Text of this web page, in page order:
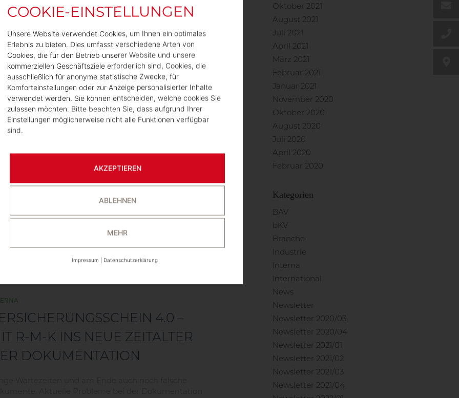
MITARBEITER
das Finanzministerium neben der betrieblichen
absicherung auch die
absicherung zulässt, erlebt dieser
einen wahren Boom.
Svenja Strobl, vor5 Jahren
IN
4.0 –
R-M-K INS NEUE ZEITALTER
DOKUMENTATION
Oktober 2021
August 2021
Juli 2021
April 2021
März 2021
Februar 2021
Januar 2021
November 2020
Oktober 2020
August 2020
Juli 2020
April 2020
Februar 2020
Kategorien
BAV
bKV
Branche
Industrie
Interna
International
News
Newsletter
Newsletter 2020/03
Newsletter 2020/04
Newsletter 2021/01
Newsletter 2021/02
Newsletter 2021/03
Newsletter 2021/04
Unsere Website verwendet Cookies, um Ihnen ein optimales
Erlebnis zu bieten. Dies umfasst verschiedene Arten von
Cookies, die für den Betrieb unserer Website und unsere
kommerziellen Geschäftsziele erforderlich sind, Cookies, die
ausschließlich für anonyme statistische Zwecke, für
Komforteinstellungen oder zur Anzeige personalisierter Inhalte
verwendet werden. Sie können entscheiden, welche cookies Sie
zulassen möchten. Bitte beachten Sie, dass aufgrund Ihrer
Einstellungen möglicherweise nicht alle Funktionen verfügbar
sind.
AKZEPTIEREN
ABLEHNEN
MEHR
Impressum Datenschutzerklärung